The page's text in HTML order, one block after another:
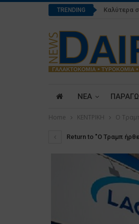
TRENDING Καλύτερα
ΝΕΑ
Home ΚΕΝΤΡΙΚΗ Ο
Return to "Ο Τραμπ